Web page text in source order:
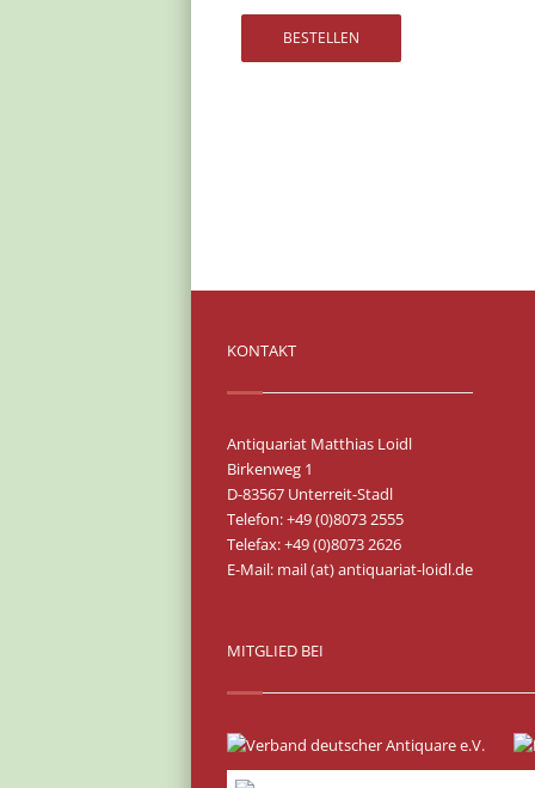
KONTAKT
Antiquariat Matthias Loidl
Birkenweg 1
D-83567 Unterreit-Stadl
Telefon: +49 (0)8073 2555
Telefax: +49 (0)8073 2626
E-Mail: mail (at) antiquariat-loidl.de
MITGLIED BEI